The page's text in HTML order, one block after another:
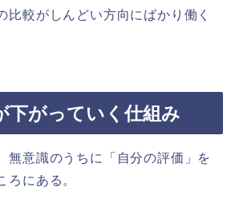
比較がしんどい方向にばかり働く
下がっていく仕組み
無意識のうちに「自分の評価」を
ろにある。